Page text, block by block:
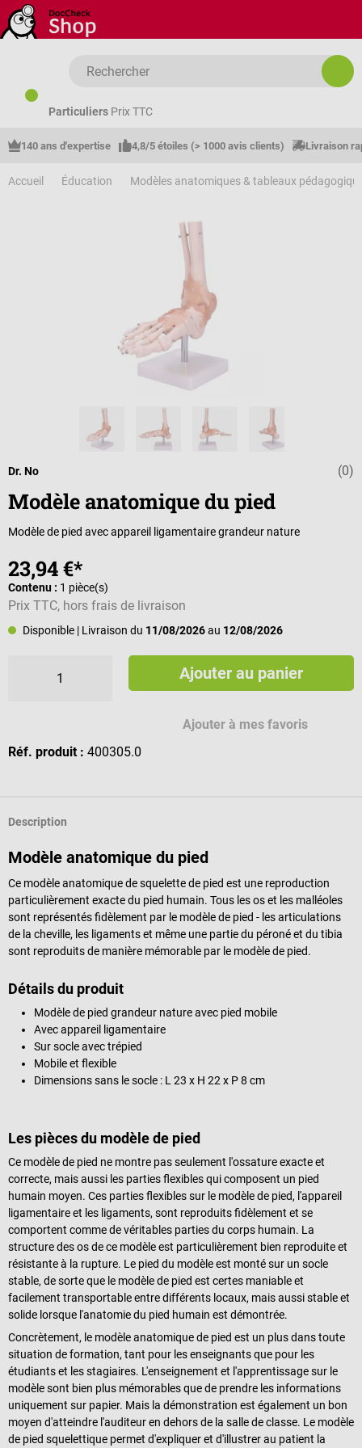
Passer au contenu principal
Particuliers Prix TTC
140 ans d'expertise 4,8/5 étoiles (> 1000 avis clients) Livraison
Accueil Éducation Modèles anatomiques & tableaux
Note (0)
Dr. No
Modèle anatomique du pied
Modèle de pied avec appareil ligamentaire grandeur nature
23,94 €*
Contenu : 1 pièce(s)
Prix TTC, hors frais de livraison
Disponible | Livraison du 11/08/2026au 12/08/2026
Ajouter au panier
Ajouter à mes favoris
Réf. produit : 400305.0
Description
Modèle anatomique du pied
Ce modèle anatomique de squelette de pied est une reproduction
particulièrement exacte du pied humain. Tous les os et les malléoles
sont représentés fidèlement par le modèle de pied - les articulations
de la cheville, les ligaments et même une partie du péroné et du tibia
sont reproduits de manière mémorable par le modèle de pied.
Détails du produit
Modèle de pied grandeur nature avec pied mobile
Avec appareil ligamentaire
Sur socle avec trépied
Mobile et flexible
Dimensions sans le socle : L 23 x H 22 x P 8 cm
Les pièces du modèle de pied
Ce modèle de pied ne montre pas seulement l'ossature exacte et
correcte, mais aussi les parties flexibles qui composent un pied
humain moyen. Ces parties flexibles sur le modèle de pied, l'appareil
ligamentaire et les ligaments, sont reproduits fidèlement et se
comportent comme de véritables parties du corps humain. La
structure des os de ce modèle est particulièrement bien reproduite et
résistante à la rupture. Le pied du modèle est monté sur un socle
stable, de sorte que le modèle de pied est certes maniable et
facilement transportable entre différents locaux, mais aussi stable et
solide lorsque l'anatomie du pied humain est démontrée.
Concrètement, le modèle anatomique de pied est un plus dans toute
situation de formation, tant pour les enseignants que pour les
étudiants et les stagiaires. L'enseignement et l'apprentissage sur le
modèle sont bien plus mémorables que de prendre les informations
uniquement sur papier. Mais la démonstration est également un bon
moyen d'atteindre l'auditeur en dehors de la salle de classe. Le modèle
de pied squelettique permet d'expliquer et d'illustrer au patient la